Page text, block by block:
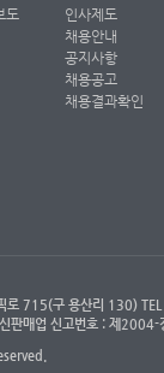
도
인사제도
채용안내
공지사항
채용공고
채용결과확인
픽로 715(구 용산리
매업 신고번호 : 제2004-